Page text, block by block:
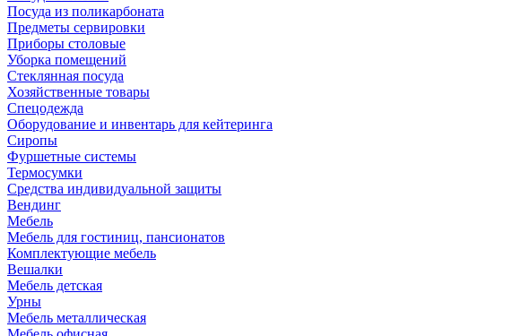
Посуда из поликарбоната
Предметы сервировки
Приборы столовые
Уборка помещений
Стеклянная посуда
Хозяйственные товары
Спецодежда
Оборудование и инвентарь для кейтеринга
Сиропы
Фуршетные системы
Термосумки
Средства индивидуальной защиты
Вендинг
Мебель
Мебель для гостиниц, пансионатов
Комплектующие мебель
Вешалки
Мебель детская
Урны
Мебель металлическая